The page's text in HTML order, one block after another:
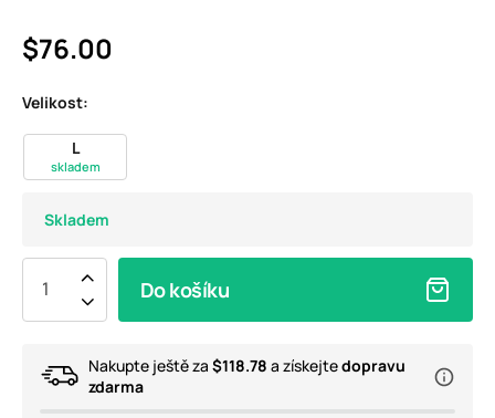
$76.00
Velikost:
L
skladem
Skladem
Do košíku
Nakupte ještě za $118.78 a získejtedopravu
zdarma